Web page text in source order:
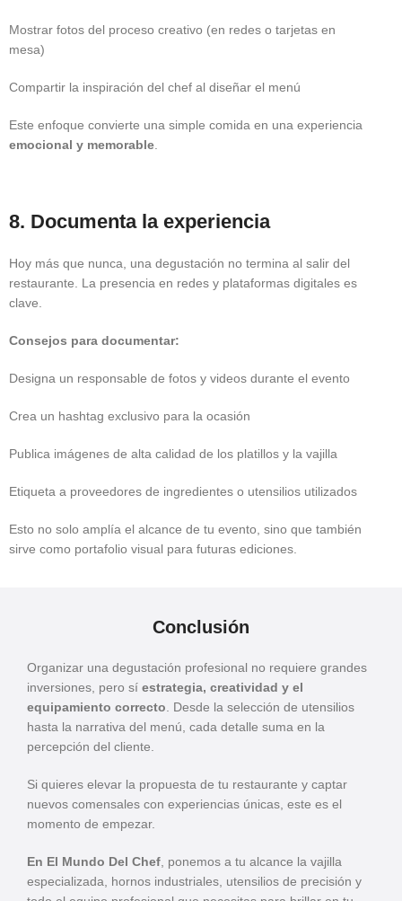
Mostrar fotos del proceso creativo (en redes o tarjetas en
mesa)
Compartir la inspiración del chef al diseñar el menú
Este enfoque convierte una simple comida en una experiencia
emocional y memorable
8. Documenta la experiencia
Hoy más que nunca, una degustación no termina al salir del
restaurante. La presencia en redes y plataformas digitales es
clave.
Consejos para documentar:
Designa un responsable de fotos y videos durante el evento
Crea un hashtag exclusivo para la ocasión
Publica imágenes de alta calidad de los platillos y la vajilla
Etiqueta a proveedores de ingredientes o utensilios utilizados
Esto no solo amplía el alcance de tu evento, sino que también
sirve como portafolio visual para futuras ediciones.
Conclusión
Organizar una degustación profesional no requiere grandes
inversiones, pero sí estrategia, creatividad y el
equipamiento correcto . Desde la selección de utensilios
hasta la narrativa del menú, cada detalle suma en la
percepción del cliente.
Si quieres elevar la propuesta de tu restaurante y captar
nuevos comensales con experiencias únicas, este es el
momento de empezar.
En El Mundo Del Chef , ponemos a tu alcance la vajilla
especializada, hornos industriales, utensilios de precisión y